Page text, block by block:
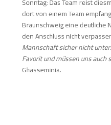
dort von einem Team
Braunschweig eine deutliche
den Anschluss nicht
Mannschaft sicher nicht
Favorit und müssen uns auch
Ghasseminia.